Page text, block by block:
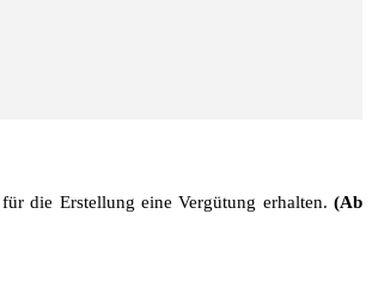
die Erstellung eine Vergütung erhalten. (Ab